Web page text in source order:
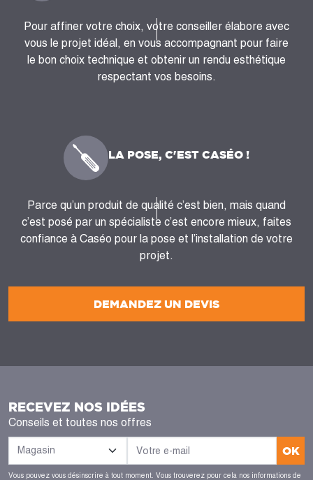
DEMANDEZ UN DEVIS
Pour affiner votre choix, votre conseiller élabore avec
vous le projet idéal, en vous accompagnant pour faire
le bon choix technique et obtenir un rendu esthétique
respectant vos besoins.
LA POSE, C'EST CASÉO !
Parce qu’un produit de qualité c’est bien, mais quand
c’est posé par un spécialiste c’est encore mieux, faites
confiance à Caséo pour la pose et l’installation de votre
projet.
RECEVEZ NOS IDÉES
Conseils et toutes nos offres
OK
Vous pouvez vous désinscrire à tout moment. Vous trouverez pour cela nos informations de